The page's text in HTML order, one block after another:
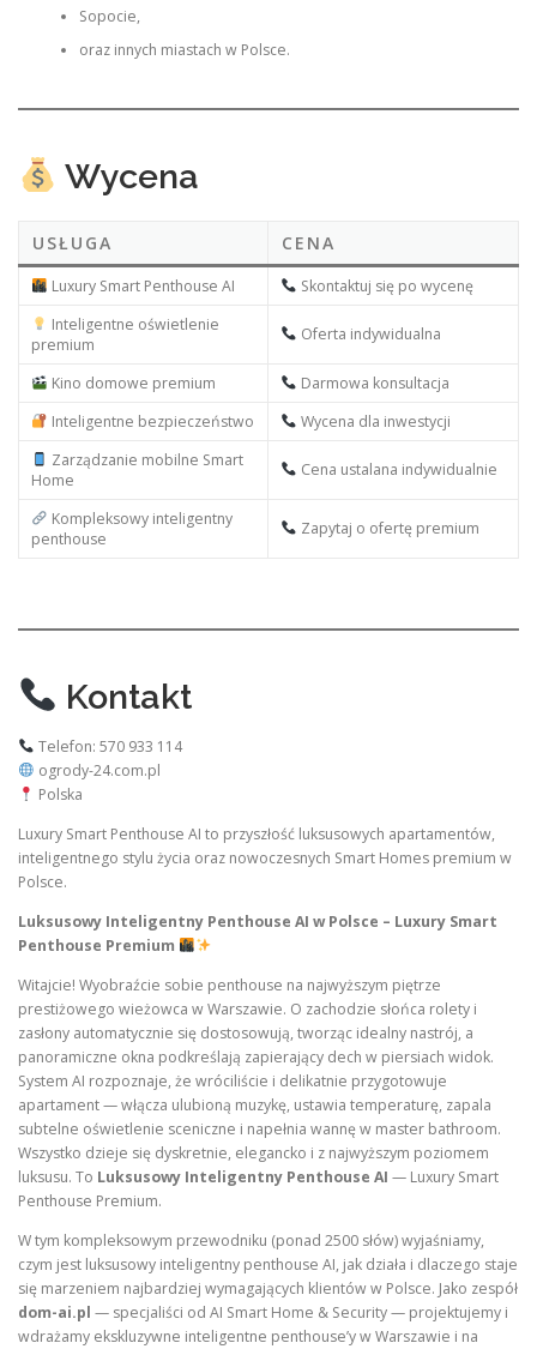
Sopocie,
oraz innych miastach w Polsce.
Wycena
USŁUGA CENA
Luxury Smart Penthouse AI
Skontaktuj się po wycenę
Inteligentne oświetlenie
premium
Oferta indywidualna
Kino domowe premium
Darmowa konsultacja
Inteligentne bezpieczeństwo
Wycena dla inwestycji
Zarządzanie mobilne Smart
Home
Cena ustalana indywidualnie
Kompleksowy inteligentny
penthouse
Zapytaj o ofertę premium
Kontakt
Telefon: 570 933 114
ogrody-24.com.pl
Polska
Luxury Smart Penthouse AI to przyszłość luksusowych apartamentów,
inteligentnego stylu życia oraz nowoczesnych Smart Homes premium w
Polsce.
Luksusowy Inteligentny Penthouse AI w Polsce – Luxury Smart
Penthouse Premium
Witajcie! Wyobraźcie sobie penthouse na najwyższym piętrze
prestiżowego wieżowca w Warszawie. O zachodzie słońca rolety i
zasłony automatycznie się dostosowują, tworząc idealny nastrój, a
panoramiczne okna podkreślają zapierający dech w piersiach widok.
System AI rozpoznaje, że wróciliście i delikatnie przygotowuje
apartament — włącza ulubioną muzykę, ustawia temperaturę, zapala
subtelne oświetlenie sceniczne i napełnia wannę w master bathroom.
Wszystko dzieje się dyskretnie, elegancko i z najwyższym poziomem
luksusu. To Luksusowy Inteligentny Penthouse AI — Luxury Smart
Penthouse Premium.
W tym kompleksowym przewodniku (ponad 2500 słów) wyjaśniamy,
czym jest luksusowy inteligentny penthouse AI, jak działa i dlaczego staje
się marzeniem najbardziej wymagających klientów w Polsce. Jako zespół
dom-ai.pl — specjaliści od AI Smart Home & Security — projektujemy i
wdrażamy ekskluzywne inteligentne penthouse’y w Warszawie i na